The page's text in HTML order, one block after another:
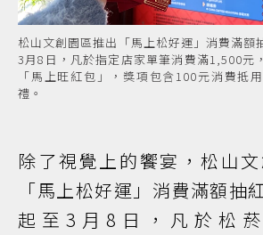
松山文創園區推出「馬上松好運」消費滿額
3月8日，凡於指定店家單筆消費滿1,500元
「馬上旺紅包」，獎項包含100元消費抵
禮。
除了視覺上的饗宴，松山
「馬上松好運」消費滿額抽
起至3月8日，凡於松